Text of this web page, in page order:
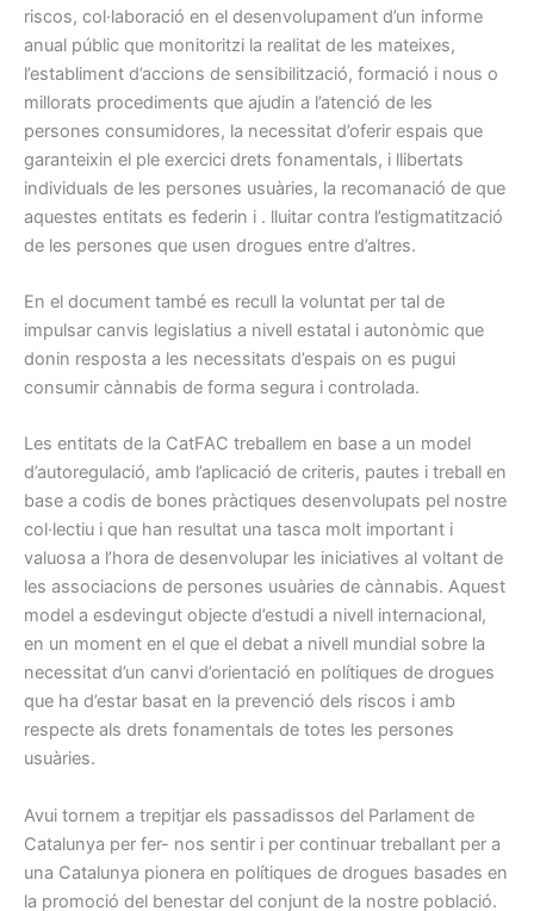
riscos, col·laboració en el desenvolupament d’un informe
anual públic que monitoritzi la realitat de les mateixes,
l’establiment d’accions de sensibilització, formació i nous o
millorats procediments que ajudin a l’atenció de les
persones consumidores, la necessitat d’oferir espais que
garanteixin el ple exercici drets fonamentals, i llibertats
individuals de les persones usuàries, la recomanació de que
aquestes entitats es federin i . lluitar contra l’estigmatització
de les persones que usen drogues entre d’altres.
En el document també es recull la voluntat per tal de
impulsar canvis legislatius a nivell estatal i autonòmic que
donin resposta a les necessitats d’espais on es pugui
consumir cànnabis de forma segura i controlada.
Les entitats de la CatFAC treballem en base a un model
d’autoregulació, amb l’aplicació de criteris, pautes i treball en
base a codis de bones pràctiques desenvolupats pel nostre
col·lectiu i que han resultat una tasca molt important i
valuosa a l’hora de desenvolupar les iniciatives al voltant de
les associacions de persones usuàries de cànnabis. Aquest
model a esdevingut objecte d’estudi a nivell internacional,
en un moment en el que el debat a nivell mundial sobre la
necessitat d’un canvi d’orientació en polítiques de drogues
que ha d’estar basat en la prevenció dels riscos i amb
respecte als drets fonamentals de totes les persones
usuàries.
Avui tornem a trepitjar els passadissos del Parlament de
Catalunya per fer- nos sentir i per continuar treballant per a
una Catalunya pionera en polítiques de drogues basades en
la promoció del benestar del conjunt de la nostre població.